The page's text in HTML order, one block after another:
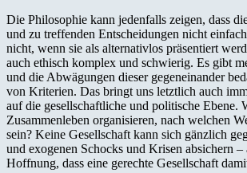
Die Philosophie kann jedenfalls zeigen, dass
und zu treffenden Entscheidungen nicht
nicht, wenn sie als alternativlos präsentiert
auch ethisch komplex und schwierig. Es gibt
und die Abwägungen dieser gegeneinander
von Kriterien. Das bringt uns letztlich auch
auf die gesellschaftliche und politische Ebene.
Zusammenleben organisieren, nach welchen
sein? Keine Gesellschaft kann sich gänzlich
und exogenen Schocks und Krisen absichern –
Hoffnung, dass eine gerechte Gesellschaft